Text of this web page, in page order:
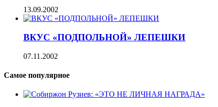
13.09.2002
ВКУС «ПОДПОЛЬНОЙ» ЛЕПЕШКИ
07.11.2002
Самое популярное